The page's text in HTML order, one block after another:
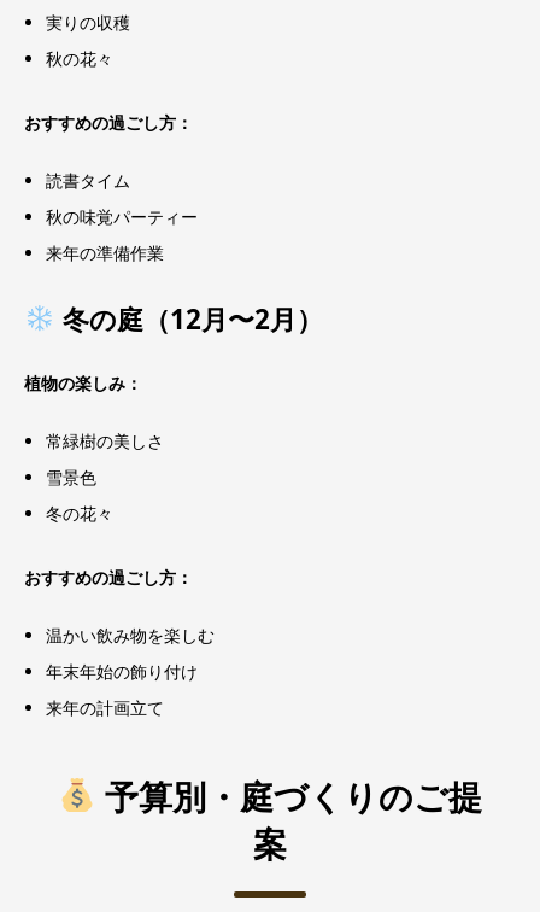
実りの収穫
秋の花々
おすすめの過ごし方：
読書タイム
秋の味覚パーティー
来年の準備作業
冬の庭（12月〜2月）
植物の楽しみ：
常緑樹の美しさ
雪景色
冬の花々
おすすめの過ごし方：
温かい飲み物を楽しむ
年末年始の飾り付け
来年の計画立て
予算別・庭づくりのご提
案